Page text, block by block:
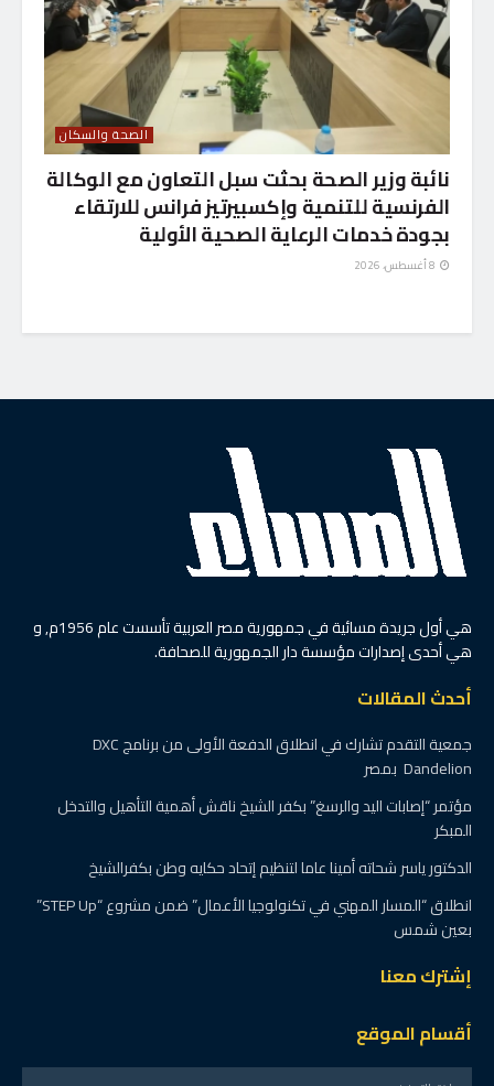
الصحة والسكان
نائبة وزير الصحة بحثت سبل التعاون مع الوكالة
الفرنسية للتنمية وإكسبيرتيز فرانس للارتقاء
بجودة خدمات الرعاية الصحية الأولية
هي أول جريدة مسائية في جمهورية مصر العربية تأسست عام 1956م, و
هي أحدى إصدارات مؤسسة دار الجمهورية للصحافة.
أحدث المقالات
جمعية التقدم تشارك في انطلاق الدفعة الأولى من برنامج DXC
Dandelion بمصر
مؤتمر “إصابات اليد والرسغ” بكفر الشيخ ناقش أهمية التأهيل والتدخل
المبكر
الدكتور ياسر شحاته أمينا عاما لتنظيم إتحاد حكايه وطن بكفرالشيخ
انطلاق “المسار المهني في تكنولوجيا الأعمال” ضمن مشروع “STEP Up”
بعين شمس
إشترك معنا
أقسام الموقع